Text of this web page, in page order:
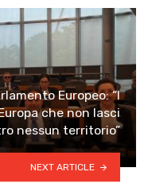
Europeo: “I
che non lasci
nessun territorio”
NEXT ARTICLE